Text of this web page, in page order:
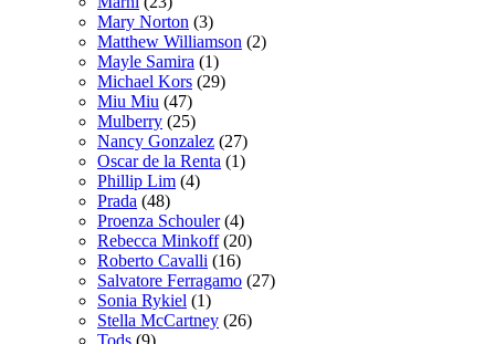
Mary Norton (3)
Matthew Williamson (2)
Mayle Samira (1)
Michael Kors (29)
Miu Miu (47)
Mulberry (25)
Nancy Gonzalez (27)
Oscar de la Renta (1)
Phillip Lim (4)
Prada (48)
Proenza Schouler(4)
Rebecca Minkoff(20)
Roberto Cavalli (16)
Salvatore Ferragamo (27)
Sonia Rykiel (1)
Stella McCartney (26)
Tods (9)